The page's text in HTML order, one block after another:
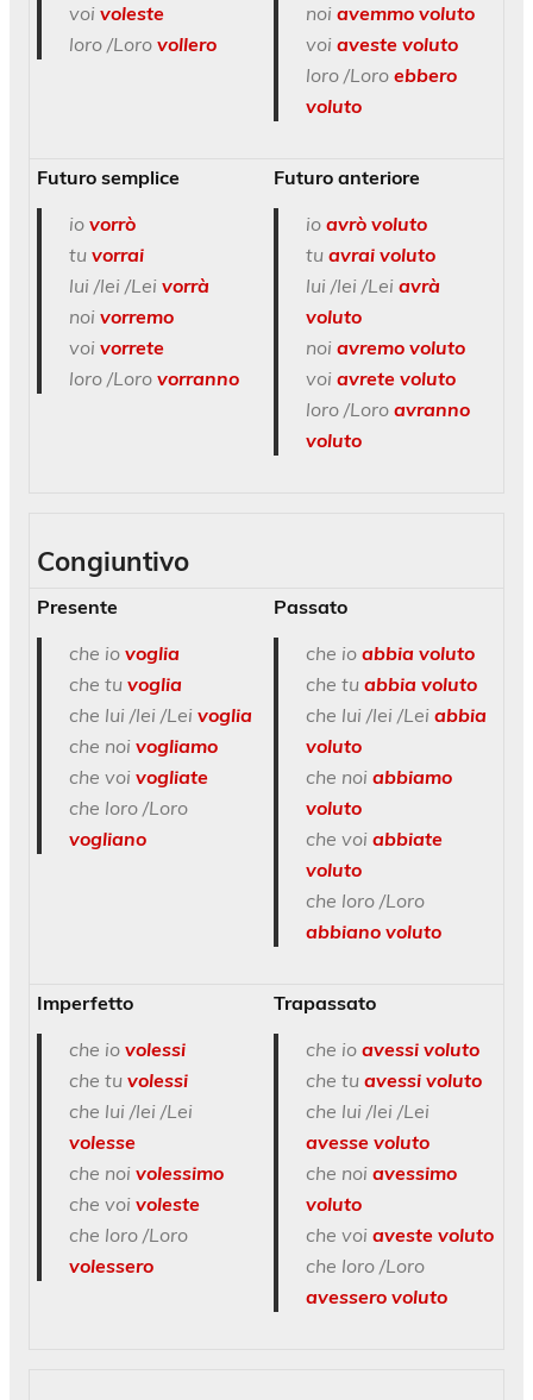
voi voleste
loro /Loro vollero
noi avemmo voluto
voi aveste voluto
loro /Loro ebbero
voluto
Futuro semplice
io vorrò
tu vorrai
lui /lei /Lei vorrà
noi vorremo
voi vorrete
loro /Loro vorranno
Futuro anteriore
io avrò voluto
tu avrai voluto
lui /lei /Lei avrà
voluto
noi avremo voluto
voi avrete voluto
loro /Loro avranno
voluto
Congiuntivo
Presente
che io voglia
che tu voglia
che lui /lei /Lei voglia
che noi vogliamo
che voi vogliate
che loro /Loro
vogliano
Passato
che io abbia voluto
che tu abbia voluto
che lui /lei /Lei abbia
voluto
che noi abbiamo
voluto
che voi abbiate
voluto
che loro /Loro
abbiano voluto
Imperfetto
che io volessi
che tu volessi
che lui /lei /Lei
volesse
che noi volessimo
che voi voleste
che loro /Loro
volessero
Trapassato
che io avessi voluto
che tu avessi voluto
che lui /lei /Lei
avesse voluto
che noi avessimo
voluto
che voi aveste voluto
che loro /Loro
avessero voluto